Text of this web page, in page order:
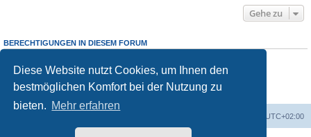
Diese Website nutzt Cookies, um Ihnen den
bestmöglichen Komfort bei der Nutzung zu
bieten. Mehr erfahren
Gehe zu
BERECHTIGUNGEN IN DIESEM FORUM
Sie dürfen
keine
Antworten zu Themen in diesem Forum erstellen.
Sie dürfen Ihre Beiträge in diesem Forumnicht ändern.
Sie dürfen Ihre Beiträge in diesem Forumnichtlöschen.
keine
UTC+02:00